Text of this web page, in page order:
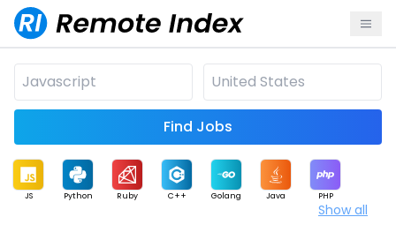
Find Jobs
JS Python Ruby C++ Golang Java PHP
Show all